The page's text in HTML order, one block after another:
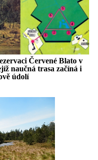
Červené Blato v
naučná trasa začíná i
údolí